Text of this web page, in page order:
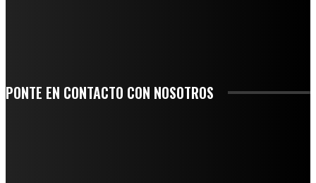
PONTE EN CONTACTO CON NOSOTROS